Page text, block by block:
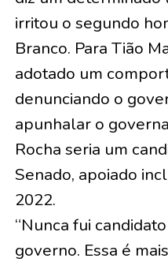
irritou o segundo
Branco. Para Tião
adotado um
denunciando o
apunhalar o
Rocha seria um
Senado, apoiado
2022.
“Nunca fui
governo. Essa é